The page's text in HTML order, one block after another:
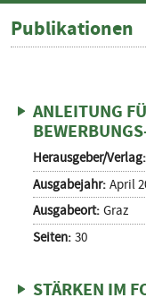
r
t
Publikationen
ANLEITUNG
Herausgeber/Verlag:
Ausgabejahr: April
Ausgabeort: Graz
Seiten: 30
STÄRKEN IM